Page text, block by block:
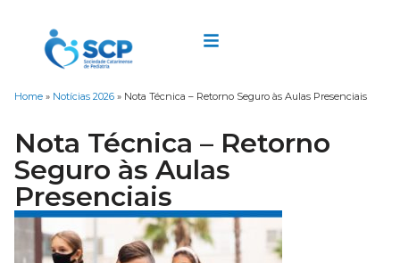
Home » Notícias 2026 » Nota Técnica – Retorno Seguro às Aulas Presenciais
Nota Técnica – Retorno
Seguro às Aulas
Presenciais